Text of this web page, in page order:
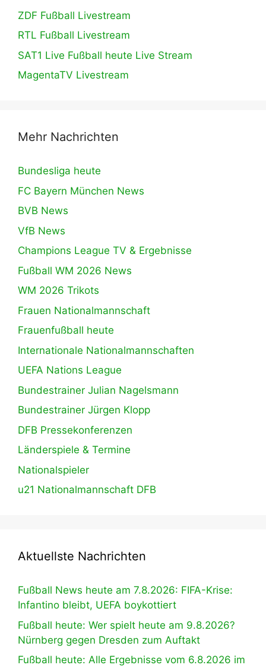
ZDF Fußball Livestream
RTL Fußball Livestream
SAT1 Live Fußball heute Live Stream
MagentaTV Livestream
Mehr Nachrichten
Bundesliga heute
FC Bayern München News
BVB News
VfB News
Champions League TV & Ergebnisse
Fußball WM 2026 News
WM 2026 Trikots
Frauen Nationalmannschaft
Frauenfußball heute
Internationale Nationalmannschaften
UEFA Nations League
Bundestrainer Julian Nagelsmann
Bundestrainer Jürgen Klopp
DFB Pressekonferenzen
Länderspiele & Termine
Nationalspieler
u21 Nationalmannschaft DFB
Aktuellste Nachrichten
Fußball News heute am 7.8.2026: FIFA-Krise:
Infantino bleibt, UEFA boykottiert
Fußball heute: Wer spielt heute am 9.8.2026?
Nürnberg gegen Dresden zum Auftakt
Fußball heute: Alle Ergebnisse vom 6.8.2026 im